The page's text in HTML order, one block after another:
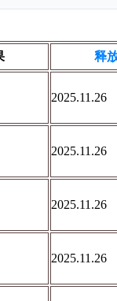
释
2025.11.26
2025.11.26
2025.11.26
2025.11.26